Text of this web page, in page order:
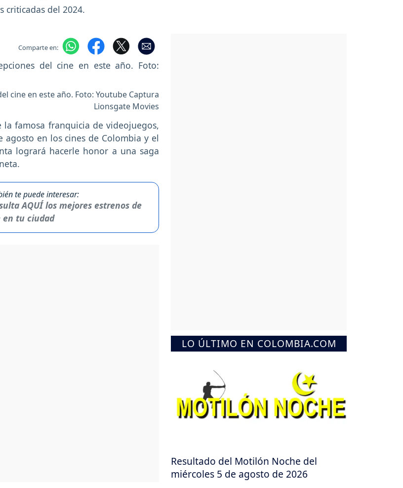
criticadas del 2024.
Comparte en:
cine en este año. Foto: Youtube Captura
Lionsgate Movies
famosa franquicia de videojuegos,
agosto en los cines de Colombia y el
logrará hacerle honor a una saga
te puede interesar:
AQUÍ los mejores estrenos de
en tu ciudad
LO ÚLTIMO EN COLOMBIA.COM
Resultado del Motilón Noche del
miércoles 5 de agosto de 2026